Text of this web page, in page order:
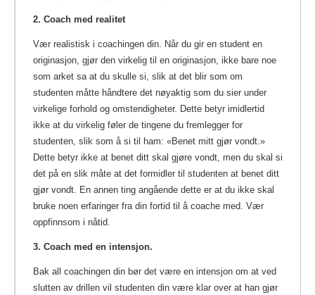
2. Coach med realitet
Vær realistisk i coachingen din. Når du gir en student en
originasjon, gjør den virkelig til en originasjon, ikke bare noe
som arket sa at du skulle si, slik at det blir som om
studenten måtte håndtere det nøyaktig som du sier under
virkelige forhold og omstendigheter. Dette betyr imidlertid
ikke at du virkelig føler de tingene du fremlegger for
studenten, slik som å si til ham: «Benet mitt gjør vondt.»
Dette betyr ikke at benet ditt skal gjøre vondt, men du skal si
det på en slik måte at det formidler til studenten at benet ditt
gjør vondt. En annen ting angående dette er at du ikke skal
bruke noen erfaringer fra din fortid til å coache med. Vær
oppfinnsom i nåtid.
3. Coach med en intensjon.
Bak all coachingen din bør det være en intensjon om at ved
slutten av drillen vil studenten din være klar over at han gjør